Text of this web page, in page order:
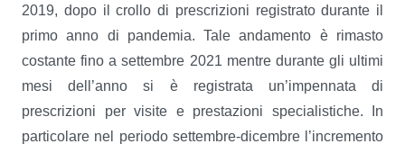
2019, dopo il crollo di prescrizioni registrato durante il
primo anno di pandemia. Tale andamento è rimasto
costante fino a settembre 2021 mentre durante gli ultimi
mesi dell’anno si è registrata un’impennata di
prescrizioni per visite e prestazioni specialistiche. In
particolare nel periodo settembre-dicembre l’incremento